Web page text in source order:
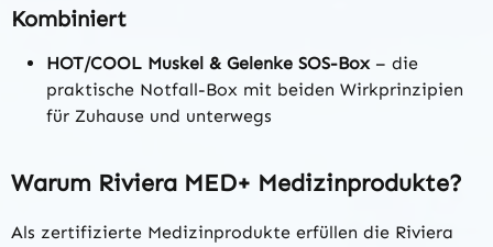
Kombiniert
HOT/COOL Muskel & Gelenke SOS-Box– die
praktische Notfall-Box mit beiden Wirkprinzipien
für Zuhause und unterwegs
Warum Riviera MED+ Medizinprodukte?
Als zertifizierte Medizinprodukte erfüllen die Riviera